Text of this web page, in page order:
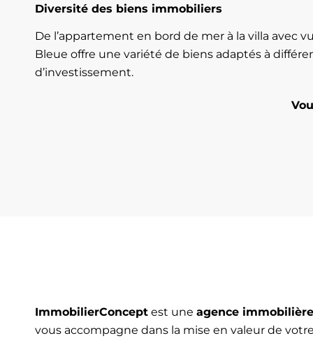
Diversité des biens immobiliers
De l’appartement en bord de mer à la villa avec
Bleue offre une variété de biens adaptés à
d’investissement.
ImmobilierConcept est une agence immobilière
vous accompagne dans la mise en valeur de